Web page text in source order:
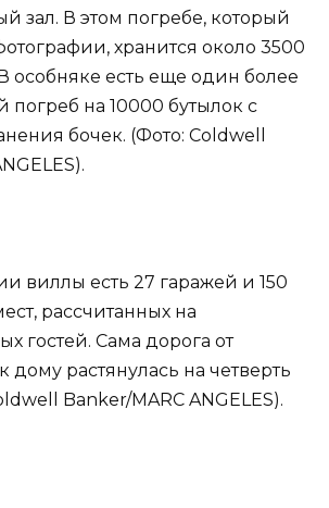
зал. В этом погребе, который
хранится около 3500
особняке есть еще один более
погреб на 10000 бутылок с
бочек. (Фото: Coldwell
виллы есть 27 гаражей и 150
рассчитанных на
гостей. Сама дорога от
дому растянулась на четверть
Banker/MARC ANGELES).